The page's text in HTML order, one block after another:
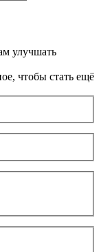
улучшать
чтобы стать ещё